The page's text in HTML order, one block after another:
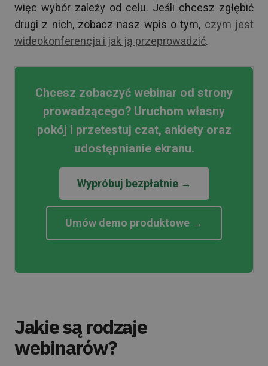
więc wybór zależy od celu. Jeśli chcesz zgłębić
drugi z nich, zobacz nasz wpis o tym, czym jest
wideokonferencja i jak ją przeprowadzić.
Chcesz zobaczyć webinar od strony
prowadzącego? Uruchom własny
pokój i przetestuj czat, ankiety oraz
udostępnianie ekranu.
Wypróbuj bezpłatnie →
Umów demo produktowe →
Jakie są rodzaje
webinarów?